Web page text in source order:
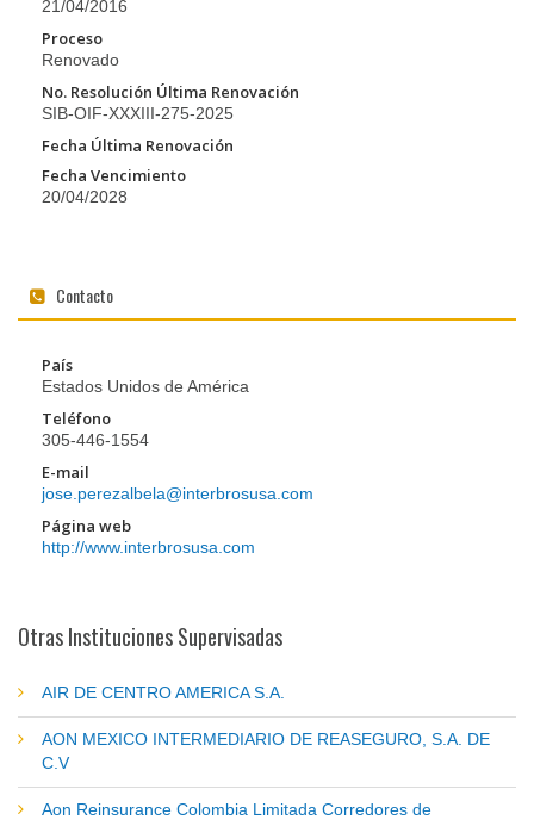
21/04/2016
Proceso
Renovado
No. Resolución Última Renovación
SIB-OIF-XXXIII-275-2025
Fecha Última Renovación
Fecha Vencimiento
20/04/2028
Contacto
País
Estados Unidos de América
Teléfono
305-446-1554
E-mail
jose.perezalbela@interbrosusa.com
Página web
http://www.interbrosusa.com
Otras Instituciones Supervisadas
AIR DE CENTRO AMERICA S.A.
AON MEXICO INTERMEDIARIO DE REASEGURO, S.A. DE
C.V
Aon Reinsurance Colombia Limitada Corredores de